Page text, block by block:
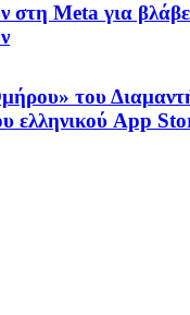
στη Meta για
του
ελληνικού App